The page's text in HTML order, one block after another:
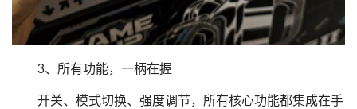
3、所有功能，一柄在握
开关、模式切换、强度调节，所有核心功能都集成在手